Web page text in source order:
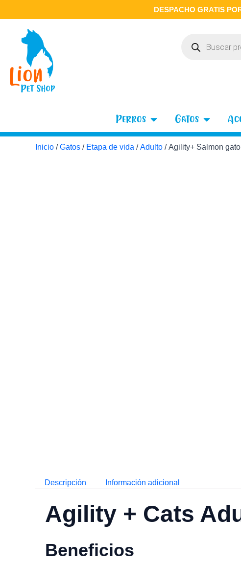
al
contenido
DESPACHO GRATIS
productos
Perros Open Perros
Gatos Open
Inicio /Gatos / Etapa de vida /Adulto / Agility+ Salmon
Descripción Información adicional
Agility + Cats
Beneficios